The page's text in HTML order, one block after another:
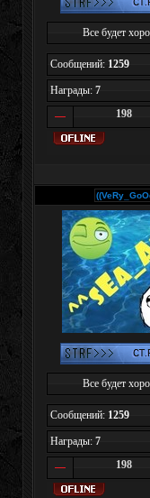
Все будет
Сообщений: 1259
Награды: 7
198
Все будет
Сообщений: 1259
Награды: 7
198